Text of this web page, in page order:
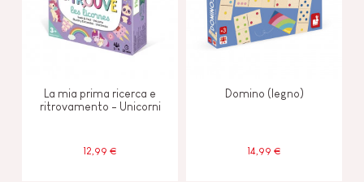
La mia prima ricerca e
ritrovamento - Unicorni
12,99 €
Domino (legno)
14,99 €